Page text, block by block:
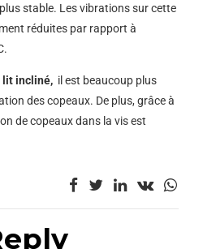
stable. Les vibrations sur cette
réduites par rapport à
lit incliné, il est beaucoup plus
des copeaux. De plus, grâce à
de copeaux dans la vis est